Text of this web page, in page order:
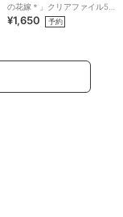
の花嫁＊」クリアファイル5種
セット
¥1,650 予約